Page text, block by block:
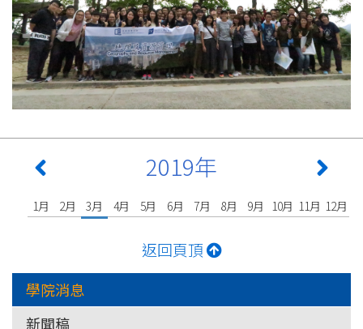
2019年
1月 2月 3月 4月 5月 6月 7月 8月 9月 10月 11月 12月
返回頁頂
學院消息
新聞稿